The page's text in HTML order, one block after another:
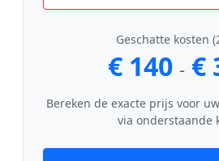
Geschatte kosten
€ 140 - €
Bereken de exacte prijs voor
via onderstaande